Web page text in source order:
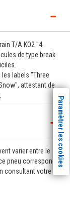
T/A KO2 "4
de type break
les labels "Three
attestant de
varier entre le
pneu correspond
consultant votre
Paramètrer les cookies